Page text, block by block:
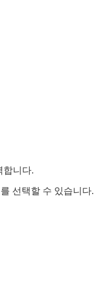
합니다.
선택할 수 있습니다.